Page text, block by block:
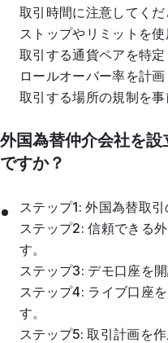
取引時間に注意してくだ
ストップやリミットを使
取引する通貨ペアを特定
ロールオーバー率を計画
取引する場所の規制を事
外国為替仲介会社を
ですか？
ステップ1: 外国為替取引
ステップ2: 信頼できる
す。
ステップ3: デモ口座を
ステップ4: ライブ口座
す。
ステップ5: 取引計画を